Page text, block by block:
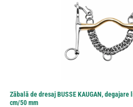
Zăbală de dresaj BUSSE KAUGAN,
cm/50 mm